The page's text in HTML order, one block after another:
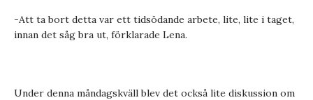
-Att ta bort detta var ett tidsödande arbete, lite, lite i taget,
innan det såg bra ut, förklarade Lena.
Under denna måndagskväll blev det också lite diskussion om